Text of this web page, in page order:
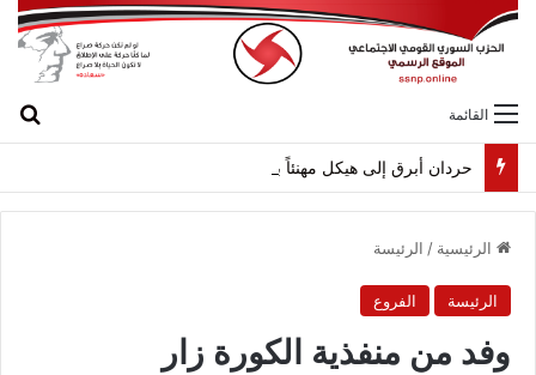
القائمة
حردان أبرق إلى هيكل مهنئاً بمناسبة عيد الجيش
الرئيسية / الرئيسة
الرئيسة الفروع
وفد من منفذية الكورة زار